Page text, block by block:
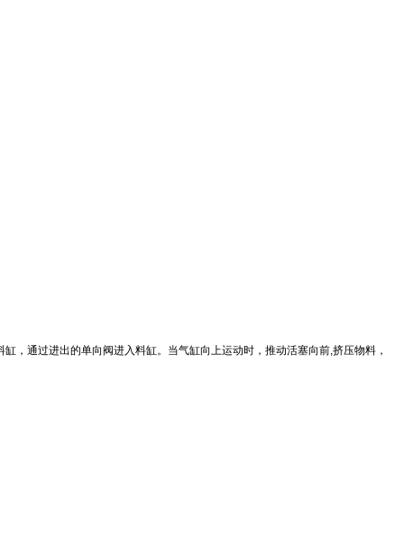
缸 ， 通过进出的单向阀进入料缸。当气缸向上运动时 ， 推动活塞向前,挤压物料，